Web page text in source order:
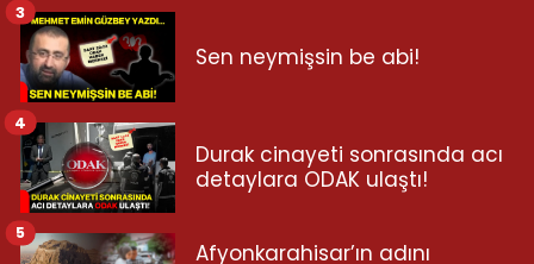
Sen neymişsin be abi!
3
Durak cinayeti sonrasında acı
detaylara ODAK ulaştı!
4
Afyonkarahisar’ın adını
5